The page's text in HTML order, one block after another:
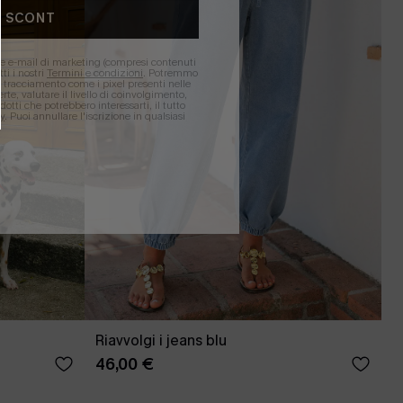
Riavvolgi i jeans blu
46,00 €
SCONT
e-mail di marketing (compresi contenuti
i nostri Termini e condizioni. Potremmo
come i pixel presenti nelle
valutare il livello di coinvolgimento,
che potrebbero interessarti, il tutto
. Puoi annullare l'iscrizione in qualsiasi